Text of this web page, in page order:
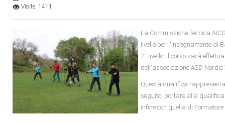
Visite: 1411
La Commissione Tecnica
livello per l'insegnamento di
2° livello. Il corso sarà
dell'associazione ASD
Questa qualifica
seguito, portare alla
infine con quella di